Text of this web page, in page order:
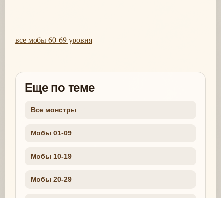
все мобы 60-69 уровня
Еще по теме
Все монстры
Мобы 01-09
Мобы 10-19
Мобы 20-29